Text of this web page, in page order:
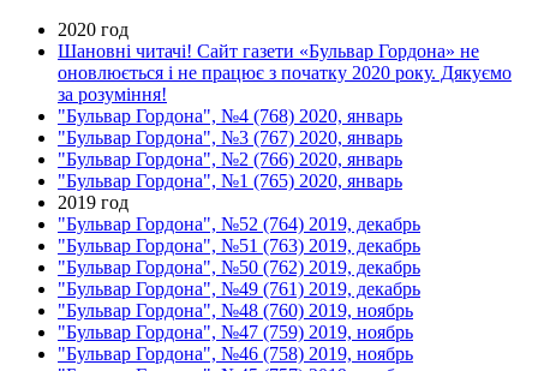
2020 год
Шановні читачі! Сайт газети «Бульвар Гордона» не
оновлюється і не працює з початку 2020 року. Дякуємо
за розуміння!
"Бульвар Гордона", №4 (768) 2020, январь
"Бульвар Гордона", №3 (767) 2020, январь
"Бульвар Гордона", №2 (766) 2020, январь
"Бульвар Гордона", №1 (765) 2020, январь
2019 год
"Бульвар Гордона", №52 (764) 2019, декабрь
"Бульвар Гордона", №51 (763) 2019, декабрь
"Бульвар Гордона", №50 (762) 2019, декабрь
"Бульвар Гордона", №49 (761) 2019, декабрь
"Бульвар Гордона", №48 (760) 2019, ноябрь
"Бульвар Гордона", №47 (759) 2019, ноябрь
"Бульвар Гордона", №46 (758) 2019, ноябрь